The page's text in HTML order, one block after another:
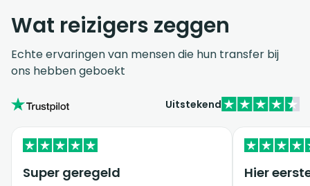
Wat reizigers zeggen
Echte ervaringen van mensen die hun transfer bij
ons hebben geboekt
Uitstekend
Super geregeld Hier